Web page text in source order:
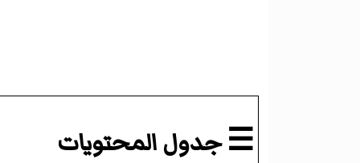
☰ جدول المحتويات